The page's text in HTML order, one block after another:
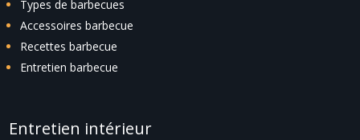
Types de barbecues
Accessoires barbecue
Recettes barbecue
Entretien barbecue
Entretien intérieur